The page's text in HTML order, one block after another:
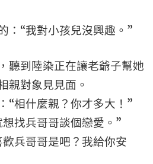
：“我對小孩兒沒興趣。”
聽到陸染正在讓老爺子幫她
親對象見見面。
“相什麼親？你才多大！”
找兵哥哥談個戀愛。”
兵哥哥是吧？我給你安